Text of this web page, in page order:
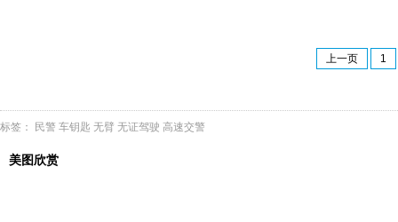
上一页 1
标签： 民警 车钥匙 无臂 无证驾驶 高速交警
美图欣赏